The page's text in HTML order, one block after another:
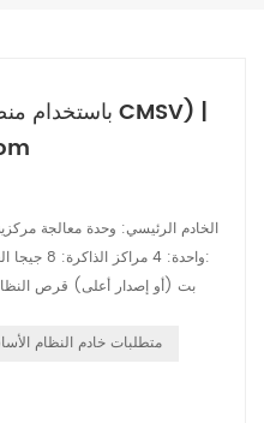
النشطة: 3000 جيجا
متطلبات خادم النظام